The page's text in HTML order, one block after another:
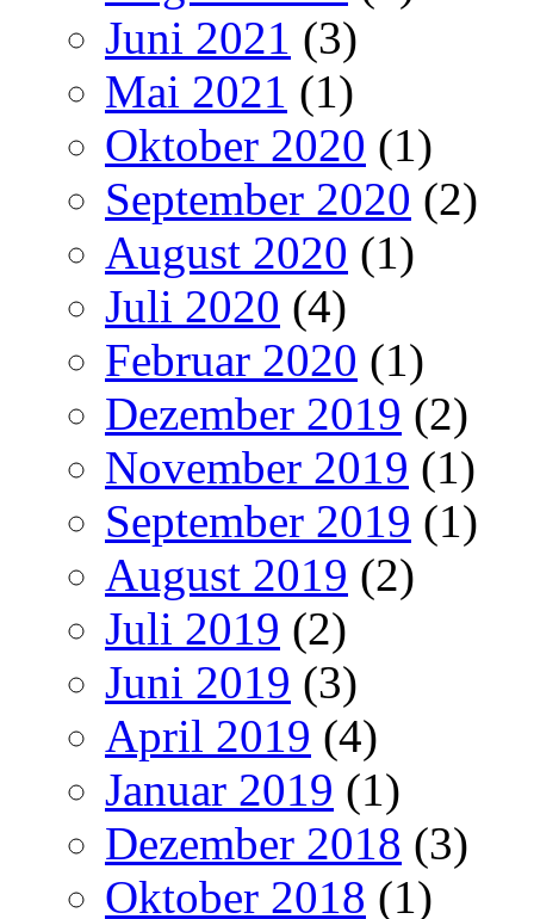
Juni 2021 (3)
Mai 2021 (1)
Oktober 2020 (1)
September 2020 (2)
August 2020 (1)
Juli 2020 (4)
Februar 2020 (1)
Dezember 2019 (2)
November 2019 (1)
September 2019 (1)
August 2019 (2)
Juli 2019 (2)
Juni 2019 (3)
April 2019 (4)
Januar 2019 (1)
Dezember 2018 (3)
Oktober 2018 (1)